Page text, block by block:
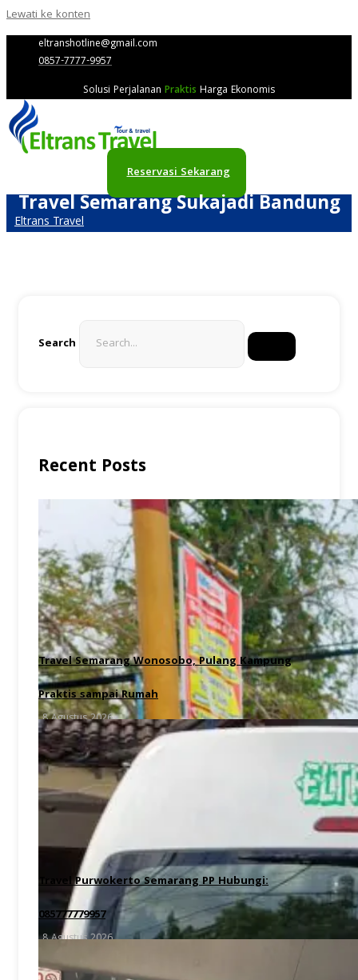
Lewati ke konten
eltranshotline@gmail.com
0857-7777-9957
Solusi Perjalanan Praktis Harga Ekonomis
Reservasi Sekarang
Travel Semarang Sukajadi Bandung
Eltrans Travel
Search
Recent Posts
Travel Semarang Wonosobo, Pulang Kampung
Praktis sampai Rumah
8 Agustus 2026
Travel Purwokerto Semarang PP Hubungi:
085777779957
8 Agustus 2026